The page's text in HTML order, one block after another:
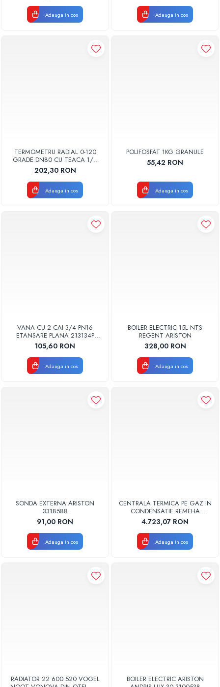
Adauga in cos Adauga in cos
TERMOMETRU RADIAL 0-120
GRADE DN80 CU TEACA 1/2
TBR80-100 FIMET
202,30 RON
Adauga in cos
POLIFOSFAT 1KG GRANULE
55,42 RON
Adauga in cos
VANA CU 2 CAI 3/4 PN16
ETANSARE PLANA 213134P
WATTS
105,60 RON
Adauga in cos
BOILER ELECTRIC 15L NTS
REGENT ARISTON
328,00 RON
Adauga in cos
SONDA EXTERNA ARISTON
3318588
91,00 RON
Adauga in cos
CENTRALA TERMICA PE GAZ IN
CONDENSATIE REMEHA
TZERRA ACE 28C KIT
EVACUARE INCLUS
4.723,07 RON
Adauga in cos
RADIATOR 22 600 520 VOGEL
BOILER ELECTRIC ARISTON